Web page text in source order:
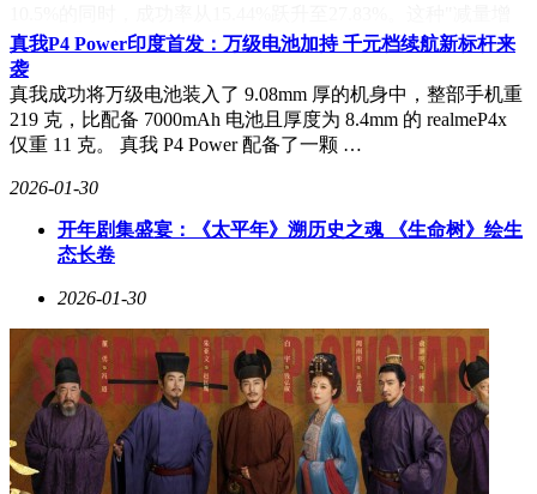
效"的表现，证明精细化训练比单纯扩大模型规模更具价值。
双层优势评估机制是该框架的另一大创新。系统同时从轨迹层
面（整体过程质量）和轮次层面（单个步骤贡献）进行评估，
采用折扣累积奖励模型考虑长远影响。这种设计让AI既能关
注最终目标，又能优化每个具体操作。就像优秀棋手既谋划全
局又精算每步，训练出的模型展现出更强的策略性和前瞻性。
参数优化研究揭示了多个关键发现：惩罚强度需在精确度与召
回率间取得平衡；折扣因子设为0.9时性能最佳，凸显工具使
工具调用对精确性的严苛要求。这些发现为实际应用提供了重
要指导，帮助开发者根据具体需求调整训练参数。
该成果的应用前景十分广阔。在智能助手领域，经过
MatchTIR训练的AI能更精准地调用各类API，减少试错过程；
自动化办公场景中，可协调使用电子表格、项目管理等工具完
成复杂流程；科研辅助系统能够自动选择分析工具进行数据处
理；教育技术领域则可开发出更智能的个性化学习系统。这些
真我P4 Power印度首发：万级电池加持 千元档续航新标杆来
袭
真我成功将万级电池装入了 9.08mm 厚的机身中，整部手机重
219 克，比配备 7000mAh 电池且厚度为 8.4mm 的 realmeP4x
仅重 11 克。 真我 P4 Power 配备了一颗 …
2026-01-30
开年剧集盛宴：《太平年》溯历史之魂 《生命树》绘生
态长卷
2026-01-30